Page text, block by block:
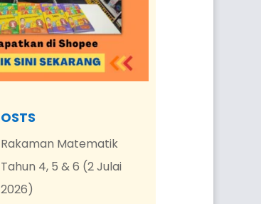
Rakaman Matematik
Tahun 4, 5 & 6 (2 Julai
2026)